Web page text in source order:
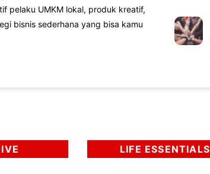
pelaku UMKM lokal, produk kreatif,
bisnis sederhana yang bisa kamu
LIFE ESSENTIALS